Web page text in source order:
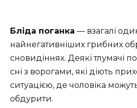
Бліда поганка — взагалі
найнегативніших грибних
сновидіннях. Деякі тлумачі
сні з ворогами, які діють
ситуацією, де чоловіка
обдурити.